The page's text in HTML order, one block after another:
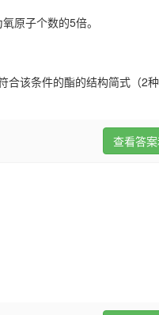
原子个数的5倍。
合该条件的酯的结构简式（2种
查看答